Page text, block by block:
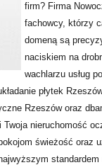
firm? Firma
fachowcy, którzy
domeną są
naciskiem na
wachlarzu usług
płytek
Rzeszów oraz
Twoja nieruchomość
świeżość oraz